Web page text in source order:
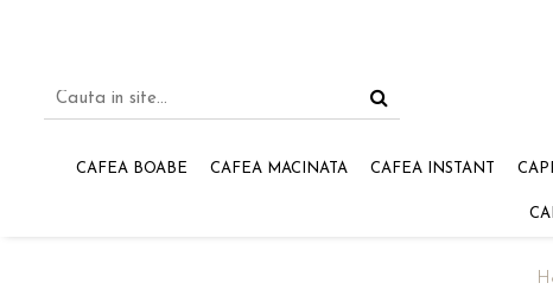
CAFEA BOABE CAFEA MACINATA CAFEA INSTANT